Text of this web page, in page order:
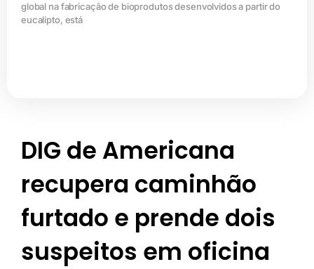
global na fabricação de bioprodutos desenvolvidos a partir do
eucalipto, está
DIG de Americana
recupera caminhão
furtado e prende dois
suspeitos em oficina